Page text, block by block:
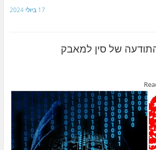
17 ביולי 2024
של סין למאבק